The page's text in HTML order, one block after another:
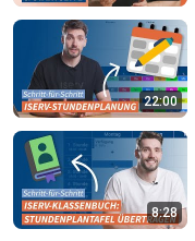
22:00
8:28